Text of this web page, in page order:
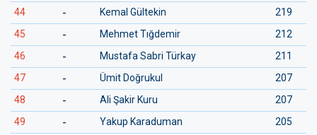
44
- Kemal Gültekin
219
45
- Mehmet Tığdemir
212
46
- Mustafa Sabri Türkay
211
47
- Ümit Doğrukul
207
48
- Ali Şakir Kuru
207
49
- Yakup Karaduman
205